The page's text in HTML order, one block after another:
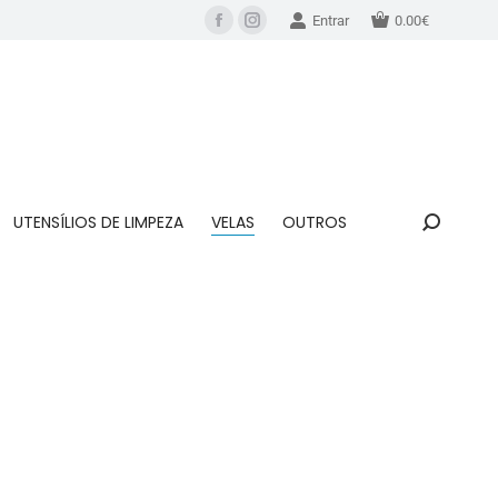
Entrar 0.00€
UTENSÍLIOS DE LIMPEZA VELAS OUTROS